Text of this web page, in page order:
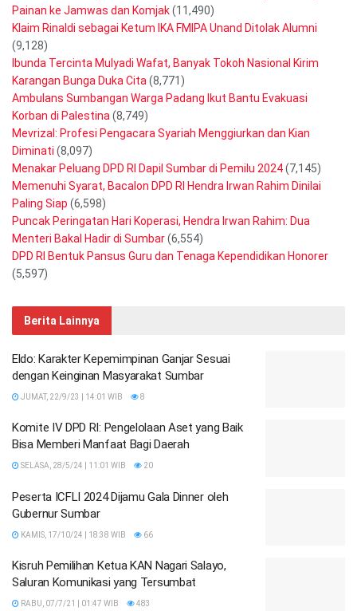
Painan ke Jamwas dan Komjak(11,490)
Klaim Rinaldi sebagai Ketum IKA FMIPA Unand Ditolak Alumni
(9,128)
Ibunda Tercinta Mulyadi Wafat, Banyak Tokoh Nasional Kirim
Karangan Bunga Duka Cita (8,771)
Ambulans Sumbangan Warga Padang Ikut Bantu Evakuasi
Korban di Palestina (8,749)
Mevrizal: Profesi Pengacara Syariah Menggiurkan dan Kian
Diminati (8,097)
Menakar Peluang DPD RI Dapil Sumbar di Pemilu 2024(7,145)
Memenuhi Syarat, Bacalon DPD RI Hendra Irwan Rahim Dinilai
Paling Siap (6,598)
Puncak Peringatan Hari Koperasi, Hendra Irwan Rahim: Dua
Menteri Bakal Hadir di Sumbar(6,554)
DPD RI Bentuk Pansus Guru dan Tenaga Kependidikan Honorer
(5,597)
Berita Lainnya
Eldo: Karakter Kepemimpinan Ganjar Sesuai
dengan Keinginan Masyarakat Sumbar
JUMAT, 22/9/23 | 14:01 WIB 8
Komite IV DPD RI: Pengelolaan Aset yang Baik
Bisa Memberi Manfaat Bagi Daerah
SELASA, 28/5/24 | 11:01 WIB 20
Peserta ICFLI 2024 Dijamu Gala Dinner oleh
Gubernur Sumbar
KAMIS, 17/10/24 | 18:38 WIB 66
Kisruh Pemilihan Ketua KAN Nagari Salayo,
Saluran Komunikasi yang Tersumbat
RABU, 07/7/21 | 01:47 WIB 483